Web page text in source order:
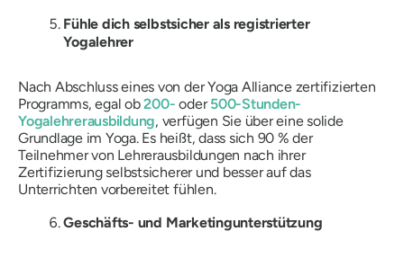
Fühle dich selbstsicher als registrierter
Yogalehrer
Nach Abschluss eines von der Yoga Alliance zertifizierten
Programms, egal ob200- oder500-Stunden-
Yogalehrerausbildung, verfügen Sie über eine solide
Grundlage im Yoga. Es heißt, dass sich 90 % der
Teilnehmer von Lehrerausbildungen nach ihrer
Zertifizierung selbstsicherer und besser auf das
Unterrichten vorbereitet fühlen.
Geschäfts- und Marketingunterstützung